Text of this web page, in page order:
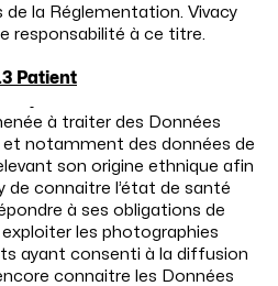
la Réglementation. Vivacy
responsabilité à ce titre.
Patient
à traiter des Données
et notamment des données de
son origine ethnique afin
de connaitre l’état de santé
à ses obligations de
les photographies
ayant consenti à la diffusion
connaitre les Données